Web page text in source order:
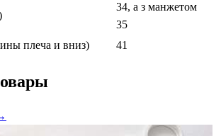
34, а з манжетом
35
плеча и вниз)
41